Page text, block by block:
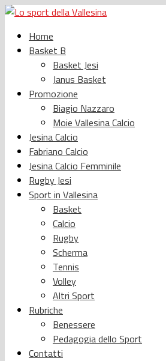
Home
Basket B
Basket Jesi
Janus Basket
Promozione
Biagio Nazzaro
Moie Vallesina Calcio
Jesina Calcio
Fabriano Calcio
Jesina Calcio Femminile
Rugby Jesi
Sport in Vallesina
Basket
Calcio
Rugby
Scherma
Tennis
Volley
Altri Sport
Rubriche
Benessere
Pedagogia dello Sport
Contatti